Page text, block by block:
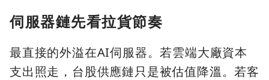
伺服器鏈先看拉貨節奏
最直接的外溢在AI伺服器。若雲端大廠資本
支出照走，台股供應鏈只是被估值降溫。若客